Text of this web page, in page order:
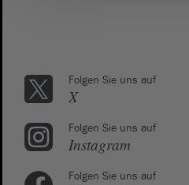
Folgen Sie uns auf
X
Folgen Sie uns auf
Instagram
Folgen Sie uns auf